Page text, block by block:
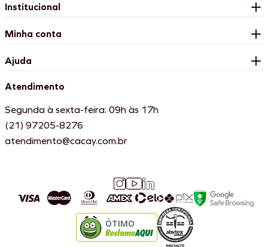
Institucional
Minha conta
Ajuda
Atendimento
Segunda à sexta-feira: 09h às 17h
(21) 97205-8276
atendimento@cacay.com.br
ÓTIMO